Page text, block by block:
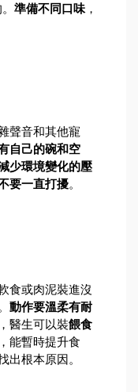
準備不同口味 ，
聲音和其他寵
自己的碗和空
少環境變化的壓
要一直打擾。
食或肉泥裝進沒
動作要溫柔有耐
醫生可以裝餵食
能暫時提升食
出根本原因。